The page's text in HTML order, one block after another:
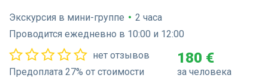
Экскурсия в мини-группе • 2 часа
Проводится ежедневно в 10:00 и 12:00
нет отзывов
Предоплата 27% от стоимости
180 €
за человека